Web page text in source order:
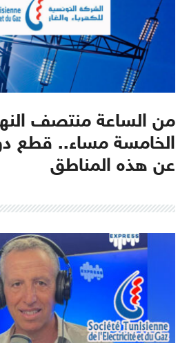
من الساعة منتصف
الخامسة مساء.. قطع
عن هذه المناطق